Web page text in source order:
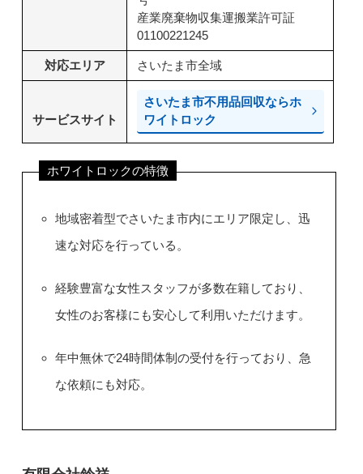
産業廃棄物収集運搬業許可証
01100221245
対応エリア さいたま市全域
サービスサイト
さいたま市不用品回収ならホ
ワイトロック
ホワイトロックの特徴
地域密着型でさいたま市内にエリア限定し、迅
速な対応を行っている。
経験豊富な女性スタッフが多数在籍しており、
女性のお客様にも安心して利用いただけます。
年中無休で24時間体制の受付を行っており、急
な依頼にも対応。